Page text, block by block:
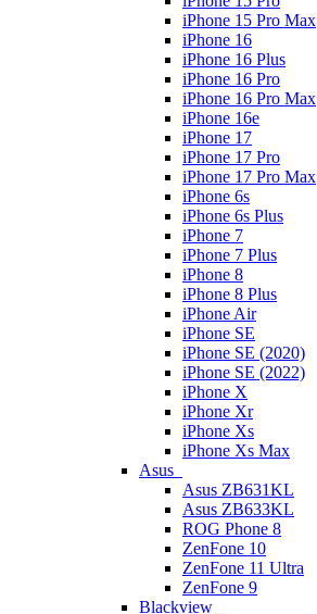
iPhone 15 Pro Max
iPhone 16
iPhone 16 Plus
iPhone 16 Pro
iPhone 16 Pro Max
iPhone 16e
iPhone 17
iPhone 17 Pro
iPhone 17 Pro Max
iPhone 6s
iPhone 6s Plus
iPhone 7
iPhone 7 Plus
iPhone 8
iPhone 8 Plus
iPhone Air
iPhone SE
iPhone SE (2020)
iPhone SE (2022)
iPhone X
iPhone Xr
iPhone Xs
iPhone Xs Max
Asus
Asus ZB631KL
Asus ZB633KL
ROG Phone 8
ZenFone 10
ZenFone 11 Ultra
ZenFone 9
Blackview